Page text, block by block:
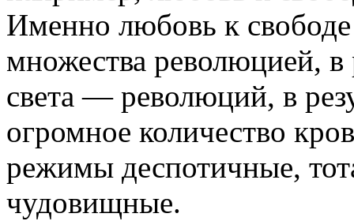
Именно любовь к
множества революцией, в
света — революций, в
огромное количество
режимы деспотичные,
чудовищные.